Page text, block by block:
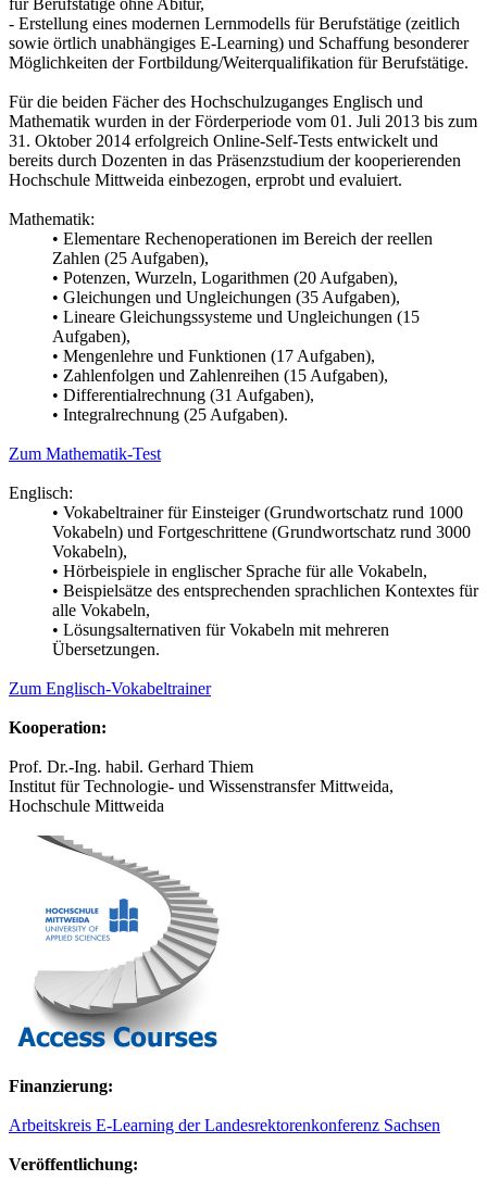
für Berufstätige ohne Abitur,
- Erstellung eines modernen Lernmodells für Berufstätige (zeitlich
sowie örtlich unabhängiges E-Learning) und Schaffung besonderer
Möglichkeiten der Fortbildung/Weiterqualifikation für Berufstätige.
Für die beiden Fächer des Hochschulzuganges Englisch und
Mathematik wurden in der Förderperiode vom 01. Juli 2013 bis zum
31. Oktober 2014 erfolgreich Online-Self-Tests entwickelt und
bereits durch Dozenten in das Präsenzstudium der kooperierenden
Hochschule Mittweida einbezogen, erprobt und evaluiert.
Mathematik:
• Elementare Rechenoperationen im Bereich der reellen
Zahlen (25 Aufgaben),
• Potenzen, Wurzeln, Logarithmen (20 Aufgaben),
• Gleichungen und Ungleichungen (35 Aufgaben),
• Lineare Gleichungssysteme und Ungleichungen (15
Aufgaben),
• Mengenlehre und Funktionen (17 Aufgaben),
• Zahlenfolgen und Zahlenreihen (15 Aufgaben),
• Differentialrechnung (31 Aufgaben),
• Integralrechnung (25 Aufgaben).
Zum Mathematik-Test
Englisch:
• Vokabeltrainer für Einsteiger (Grundwortschatz rund 1000
Vokabeln) und Fortgeschrittene (Grundwortschatz rund 3000
Vokabeln),
• Hörbeispiele in englischer Sprache für alle Vokabeln,
• Beispielsätze des entsprechenden sprachlichen Kontextes für
alle Vokabeln,
• Lösungsalternativen für Vokabeln mit mehreren
Übersetzungen.
Zum Englisch-Vokabeltrainer
Kooperation:
Prof. Dr.-Ing. habil. Gerhard Thiem
Institut für Technologie- und Wissenstransfer Mittweida,
Hochschule Mittweida
Finanzierung:
Arbeitskreis E-Learning der Landesrektorenkonferenz Sachsen
Veröffentlichung: